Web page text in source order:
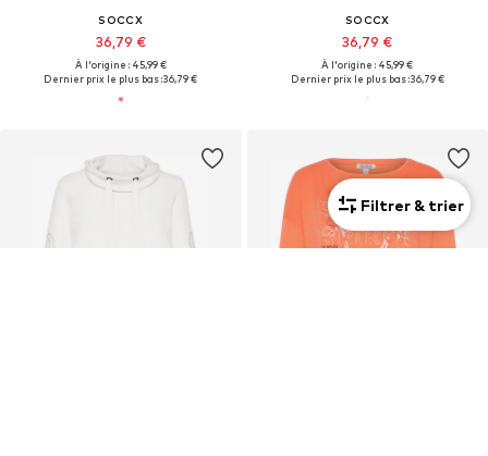
SOCCX
36,79 €
À l'origine : 45,99 €
Dernier prix le plus bas :36,79 €
SOCCX
36,79 €
À l'origine : 45,99 €
Dernier prix le plus bas :36,79 €
Filtrer & trier